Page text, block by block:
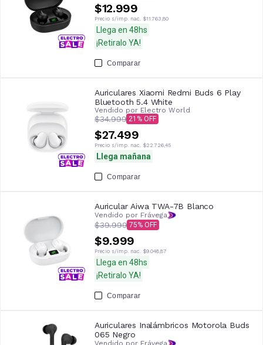
$12.999
Precio s/imp. nac. $11.763,80
Llega en 48hs
¡Retiralo YA!
Comparar
Auriculares Xiaomi Redmi Buds 6 Play
Bluetooth 5.4 White
Vendido por Electro World
$34.999 21
$27.499
Precio s/imp. nac. $22.726,45
Llega mañana
Comparar
Auricular Aiwa TWA-7B Blanco
Vendido por Frávega
$39.999 75
$9.999
Precio s/imp. nac. $9.048,87
Llega en 48hs
¡Retiralo YA!
Comparar
Auriculares Inalámbricos Motorola Buds
065 Negro